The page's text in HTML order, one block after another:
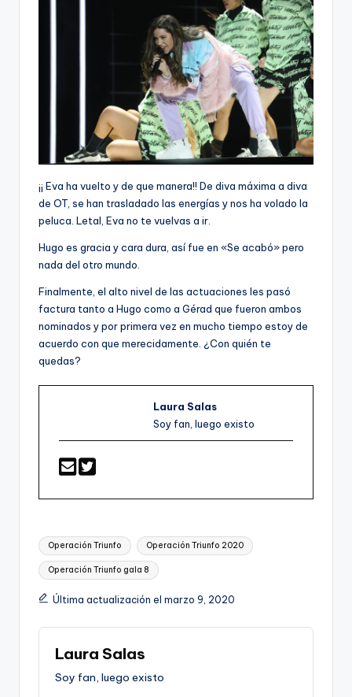
¡¡ Eva ha vuelto y de que manera!! De diva máxima a diva
de OT, se han trasladado las energías y nos ha volado la
peluca. Letal, Eva no te vuelvas a ir.
Hugo es gracia y cara dura, así fue en «Se acabó» pero
nada del otro mundo.
Finalmente, el alto nivel de las actuaciones les pasó
factura tanto a Hugo como a Gérad que fueron ambos
nominados y por primera vez en mucho tiempo estoy de
acuerdo con que merecidamente. ¿Con quién te
quedas?
Laura Salas
Soy fan, luego existo
Etiquetas:
Operación Triunfo Operación Triunfo 2020
Operación Triunfo gala 8
Última actualización el marzo 9, 2020
Laura Salas
Soy fan, luego existo